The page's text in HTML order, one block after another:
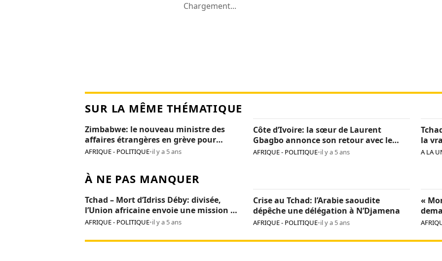
Chargement...
SUR LA MÊME THÉMATIQUE
Zimbabwe: le nouveau ministre des
affaires étrangères en grève pour
salaire impayé
AFRIQUE - POLITIQUE•il y a 5 ans
Côte d’Ivoire: la sœur de Laurent
Gbagbo annonce son retour avec le
«cœur léger»
AFRIQUE - POLITIQUE•il y a 5 ans
la
Itno
A LA
À NE PAS MANQUER
Tchad – Mort d’Idriss Déby: divisée,
l’Union africaine envoie une mission de
« sauvetage » à N’Djamena
AFRIQUE - POLITIQUE•il y a 5 ans
Crise au Tchad: l’Arabie saoudite
dépêche une délégation à N’Djamena
AFRIQUE - POLITIQUE•il y a 5 ans
«